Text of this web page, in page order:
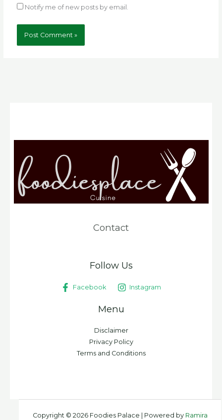
Notify me of new posts by email.
Contact
Follow Us
Facebook Instagram
Menu
Disclaimer
Privacy Policy
Terms and Conditions
Copyright © 2026 Foodies Palace | Powered byRamira